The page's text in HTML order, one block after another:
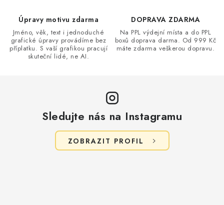
y
Úpravy motivu zdarma
Jméno, věk, text i jednoduché
grafické úpravy provádíme bez
příplatku. S vaší grafikou pracují
skuteční lidé, ne AI.
DOPRAVA ZDARMA
Na PPL výdejní místa a do PPL
boxů doprava darma. Od 999 Kč
máte zdarma veškerou dopravu.
Sledujte nás na Instagramu
ZOBRAZIT PROFIL